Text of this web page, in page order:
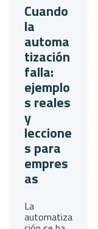
Cuando
la
automa
tización
falla:
ejemplo
s reales
y
leccione
s para
empres
as
La
automatiza